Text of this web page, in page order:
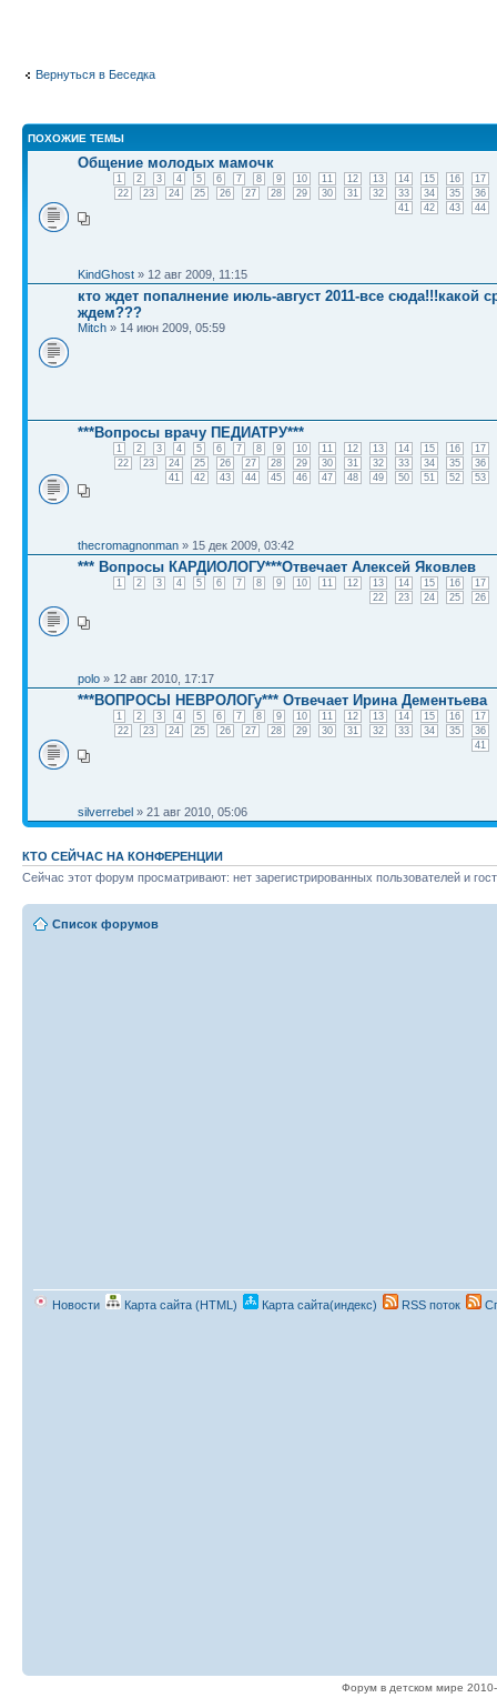
Вернуться в Беседка
ПОХОЖИЕ ТЕМЫ
Общение молодых мамочк
1 2 3 4 5 6 7 8 9 10 11 12 13 14 15 16
17
22
23 24 25 26 27 28 29 30 31 32 33 34 35
36
41
42 43 44
KindGhost » 12 авг 2009, 11:15
кто ждет попалнение июль-август 2011-все сюда!!!какой
ждем???
Mitch » 14 июн 2009, 05:59
***Вопросы врачу ПЕДИАТРУ***
1 2 3 4 5 6 7 8 9 10 11 12 13 14 15 16
17
22
23 24 25 26 27 28 29 30 31 32 33 34 35
36
41
42 43 44 45 46 47 48 49 50 51 52 53
thecromagnonman » 15 дек 2009, 03:42
*** Вопросы КАРДИОЛОГУ***Отвечает Алексей Яковлев
1 2 3 4 5 6 7 8 9 10 11 12 13 14 15 16
17
22
23 24 25 26
polo » 12 авг 2010, 17:17
***ВОПРОСЫ НЕВРОЛОГу*** Отвечает Ирина Дементьева
1 2 3 4 5 6 7 8 9 10 11 12 13 14 15 16
17
22
23 24 25 26 27 28 29 30 31 32 33 34 35
36
41
silverrebel » 21 авг 2010, 05:06
КТО СЕЙЧАС НА КОНФЕРЕНЦИИ
Сейчас этот форум просматривают: нет зарегистрированных пользователей и
Список форумов
Новости Карта сайта (HTML) Карта сайта(индекс) RSS поток
Форум в детском мире